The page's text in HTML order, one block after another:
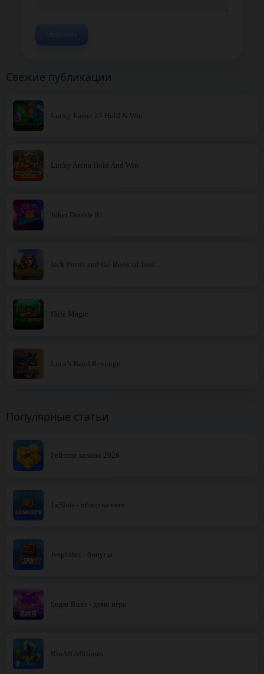
Свежие публикации
Lucky Easter 27 Hold & Win
Lucky Arena Hold And Win
Joker Double 81
Jack Potter and the Book of Teos
Hula Magic
Luca’s Band Revenge
Популярные статьи
Рейтинг казино 2026
1xSlots - обзор казино
Jvspinbet - бонусы
Sugar Rush - демо игра
RioAff Affiliates